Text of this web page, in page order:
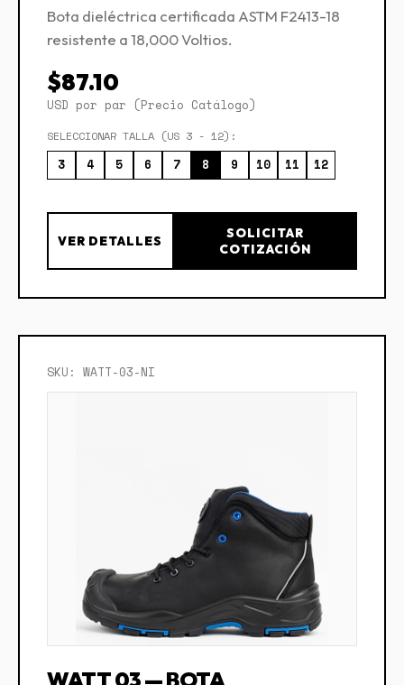
Bota dieléctrica certificada ASTM F2413-18
resistente a 18,000 Voltios.
$87.10
USD por par (Precio Catálogo)
SELECCIONAR TALLA (US 3 - 12):
3 4 5 6 7 8 9 10 11 12
VER DETALLES
SOLICITAR
COTIZACIÓN
SKU: WATT-03-NI
WATT 03 — BOTA